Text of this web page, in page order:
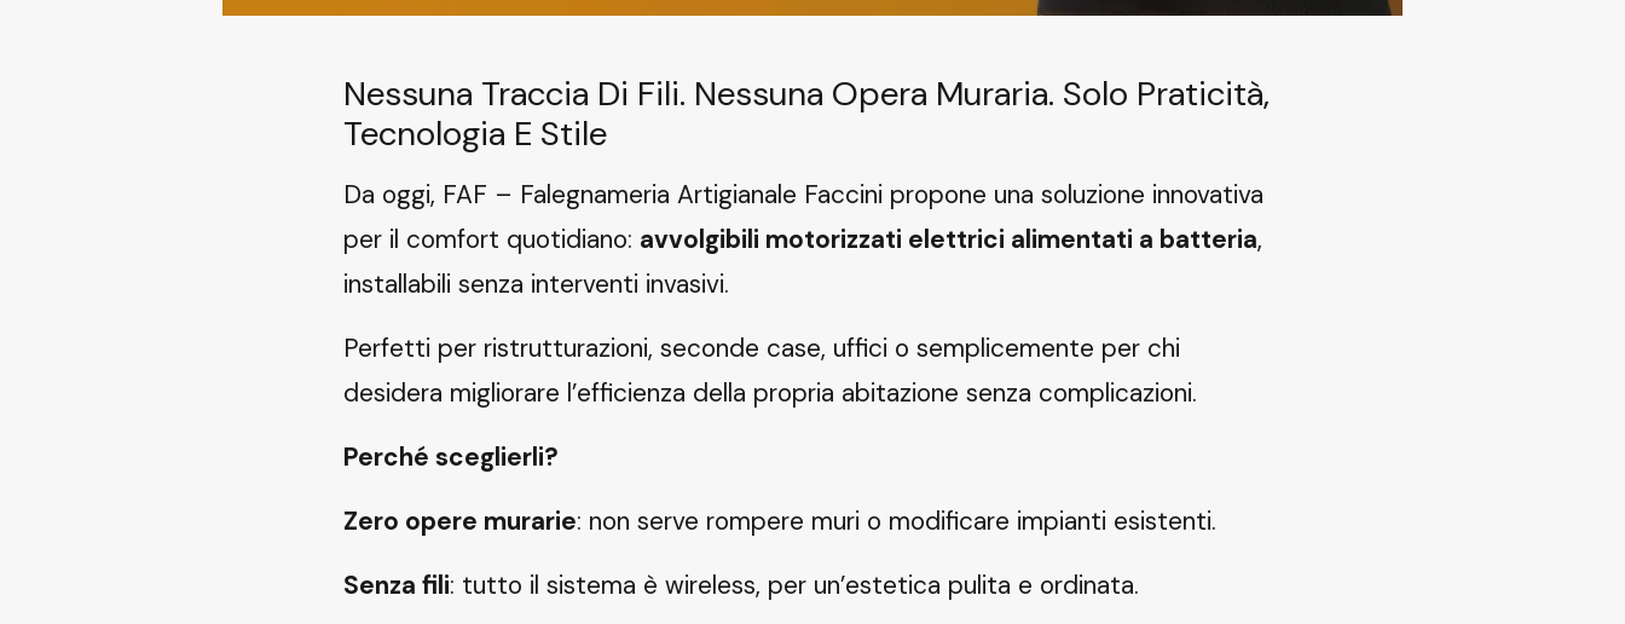
Nessuna Traccia Di Fili. Nessuna Opera Muraria. Solo Praticità,
Tecnologia E Stile
Da oggi, FAF – Falegnameria Artigianale Faccini propone una soluzione innovativa
per il comfort quotidiano: avvolgibili motorizzati elettrici alimentati a batteria,
installabili senza interventi invasivi.
Perfetti per ristrutturazioni, seconde case, uffici o semplicemente per chi
desidera migliorare l’efficienza della propria abitazione senza complicazioni.
Perché sceglierli?
Zero opere murarie: non serve rompere muri o modificare impianti esistenti.
Senza fili: tutto il sistema è wireless, per un’estetica pulita e ordinata.